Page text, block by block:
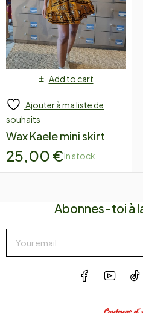
Add to cart
Ajouter à ma liste de
souhaits
Wax Kaele mini skirt
25,00 €In stock
Abonnes-toi à